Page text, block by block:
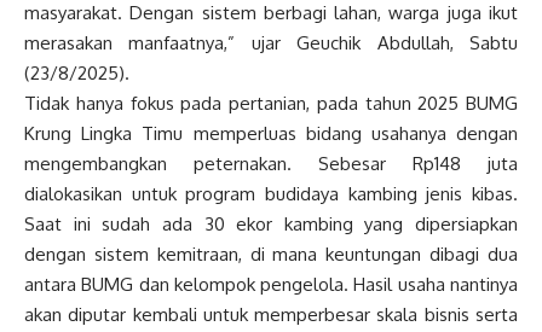
masyarakat. Dengan sistem berbagi lahan, warga juga ikut
merasakan manfaatnya,” ujar Geuchik Abdullah, Sabtu
(23/8/2025).
Tidak hanya fokus pada pertanian, pada tahun 2025 BUMG
Krung Lingka Timu memperluas bidang usahanya dengan
mengembangkan peternakan. Sebesar Rp148 juta
dialokasikan untuk program budidaya kambing jenis kibas.
Saat ini sudah ada 30 ekor kambing yang dipersiapkan
dengan sistem kemitraan, di mana keuntungan dibagi dua
antara BUMG dan kelompok pengelola. Hasil usaha nantinya
akan diputar kembali untuk memperbesar skala bisnis serta